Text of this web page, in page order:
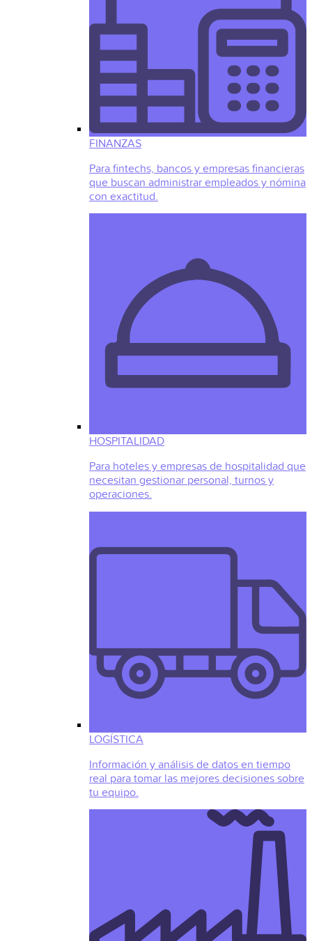
FINANZAS
Para fintechs, bancos y empresas financieras
que buscan administrar empleados y nómina
con exactitud.
HOSPITALIDAD
Para hoteles y empresas de hospitalidad que
necesitan gestionar personal, turnos y
operaciones.
LOGÍSTICA
Información y análisis de datos en tiempo
real para tomar las mejores decisiones sobre
tu equipo.